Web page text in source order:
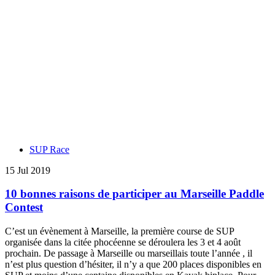
SUP Race
15 Jul 2019
10 bonnes raisons de participer au Marseille Paddle
Contest
C’est un évènement à Marseille, la première course de SUP
organisée dans la citée phocéenne se déroulera les 3 et 4 août
prochain. De passage à Marseille ou marseillais toute l’année , il
n’est plus question d’hésiter, il n’y a que 200 places disponibles en